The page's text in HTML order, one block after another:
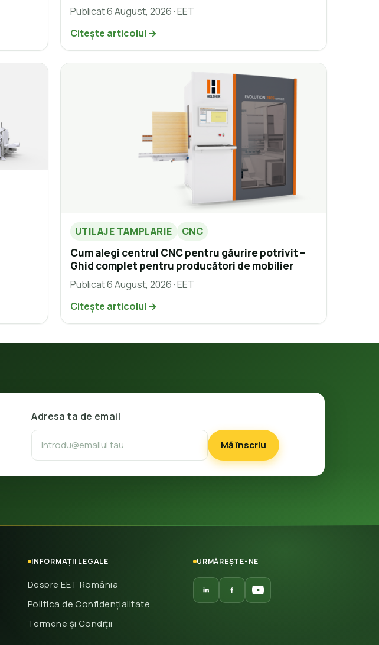
Publicat 6 August, 2026 · EET
Citește articolul →
UTILAJE TAMPLARIE CNC
Cum alegi centrul CNC pentru găurire potrivit –
Ghid complet pentru producători de mobilier
Publicat 6 August, 2026 · EET
Citește articolul →
Adresa ta de email
Mă înscriu
INFORMAȚII LEGALE
Despre EET România
Politica de Confidențialitate
Termene și Condiții
URMĂREȘTE-NE